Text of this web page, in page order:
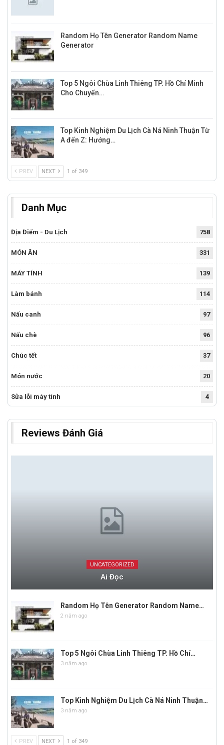
Random Họ Tên Generator Random Name
Generator
Top 5 Ngôi Chùa Linh Thiêng TP. Hồ Chí Minh
Cho Chuyến…
Top Kinh Nghiệm Du Lịch Cà Ná Ninh Thuận Từ
A đến Z: Hướng…
PREV NEXT 1 of 349
Danh Mục
Địa Điểm - Du Lịch 758
MÓN ĂN 331
MÁY TÍNH 139
Làm bánh 114
Nấu canh 97
Nấu chè 96
Chúc tết 37
Món nước 20
Sửa lỗi máy tính 4
Reviews Đánh Giá
UNCATEGORIZED
Ai Đọc
Random Họ Tên Generator Random Name…
2 năm ago
Top 5 Ngôi Chùa Linh Thiêng TP. Hồ Chí…
3 năm ago
Top Kinh Nghiệm Du Lịch Cà Ná Ninh Thuận…
3 năm ago
PREV NEXT 1 of 349